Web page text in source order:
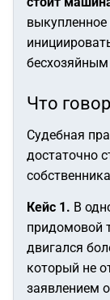
бесхозяйным
Что
Судебная
достаточно
Кейс 1. В
придомовой
двигался
который не
заявлением